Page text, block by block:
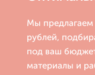
Мы предлагаем
рублей,
под ваш
материалы и